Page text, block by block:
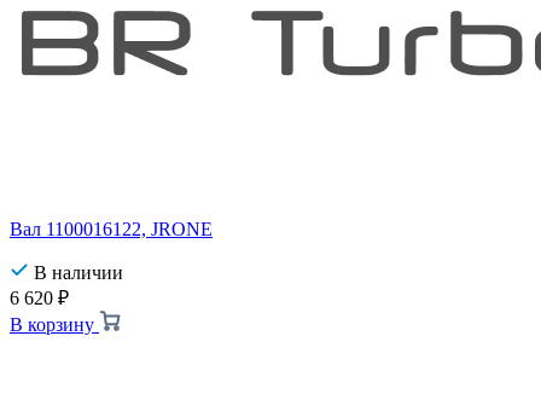
Вал 1100016122, JRONE
В наличии
6 620 ₽
В корзину